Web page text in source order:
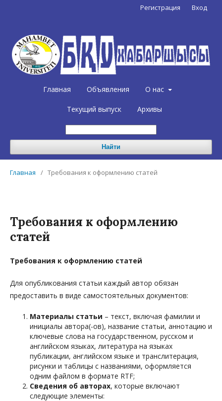
Главная Объявления О нас
Текущий выпуск Архивы
Найти
Регистрация Вход
Главная / Требования к оформлению статей
Требования к оформлению
статей
Требования к оформлению статей
Для опубликования статьи каждый автор обязан
предоставить в виде самостоятельных документов:
Материалы статьи – текст, включая фамилии и
инициалы автора(-ов), название статьи, аннотацию и
ключевые слова на государственном, русском и
английском языках, литеpатуpа на языках
публикации, английском языке и транслитерация,
рисунки и таблицы с названиями, оформляется
одним файлом в формате RTF;
Сведения об авторах, которые включают
следующие элементы: